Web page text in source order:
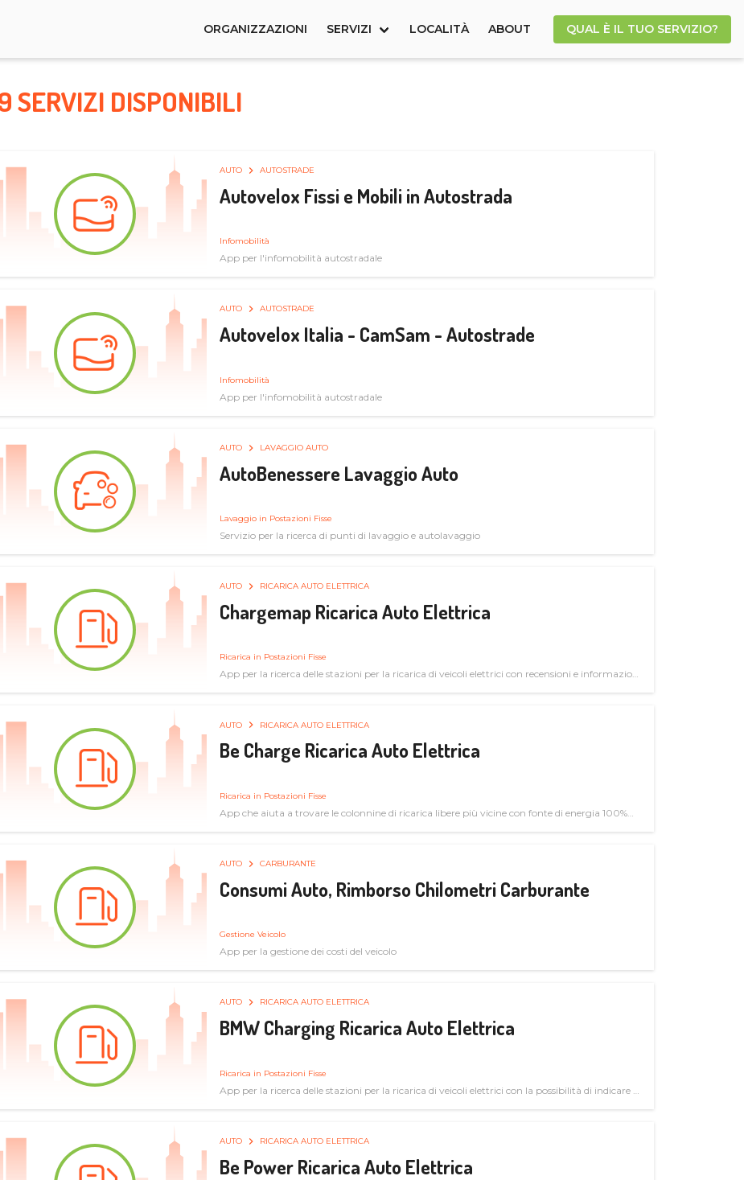
ORGANIZZAZIONI SERVIZI LOCALITÀ ABOUT QUAL È IL TUO SERVIZIO?
SERVIZI DISPONIBILI
AUTO AUTOSTRADE
Autovelox Fissi e Mobili in Autostrada
Infomobilità
App per l'infomobilità autostradale
AUTO AUTOSTRADE
Autovelox Italia - CamSam - Autostrade
Infomobilità
App per l'infomobilità autostradale
AUTO LAVAGGIO AUTO
AutoBenessere Lavaggio Auto
Lavaggio in Postazioni Fisse
Servizio per la ricerca di punti di lavaggio e autolavaggio
AUTO RICARICA AUTO ELETTRICA
Chargemap Ricarica Auto Elettrica
Ricarica in Postazioni Fisse
App per la ricerca delle stazioni per la ricarica di veicoli elettrici con recensioni e informazioni
AUTO RICARICA AUTO ELETTRICA
Be Charge Ricarica Auto Elettrica
Ricarica in Postazioni Fisse
App che aiuta a trovare le colonnine di ricarica libere più vicine con fonte di energia 100%
AUTO CARBURANTE
Consumi Auto, Rimborso Chilometri Carburante
Gestione Veicolo
App per la gestione dei costi del veicolo
AUTO RICARICA AUTO ELETTRICA
BMW Charging Ricarica Auto Elettrica
Ricarica in Postazioni Fisse
App per la ricerca delle stazioni per la ricarica di veicoli elettrici con la possibilità di indicare le
AUTO RICARICA AUTO ELETTRICA
Be Power Ricarica Auto Elettrica